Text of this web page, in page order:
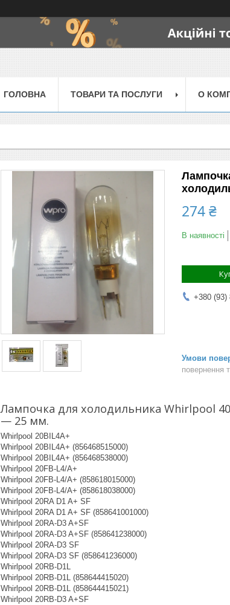
ГОЛОВНА ТОВАРИ ТА ПОСЛУГИ О
274 ₴
В наявності
+380 (93)
повернення
Лампочка для холодильника Whirlpool
— 25 мм.
Whirlpool 20BIL4A+
Whirlpool 20BIL4A+ (856468515000)
Whirlpool 20BIL4A+ (856468538000)
Whirlpool 20FB-L4/A+
Whirlpool 20FB-L4/A+ (858618015000)
Whirlpool 20FB-L4/A+ (858618038000)
Whirlpool 20RA D1 A+ SF
Whirlpool 20RA D1 A+ SF (858641001000)
Whirlpool 20RA-D3 A+SF
Whirlpool 20RA-D3 A+SF (858641238000)
Whirlpool 20RA-D3 SF
Whirlpool 20RA-D3 SF (858641236000)
Whirlpool 20RB-D1L
Whirlpool 20RB-D1L (858644415020)
Whirlpool 20RB-D1L (858644415021)
Whirlpool 20RB-D3 A+SF